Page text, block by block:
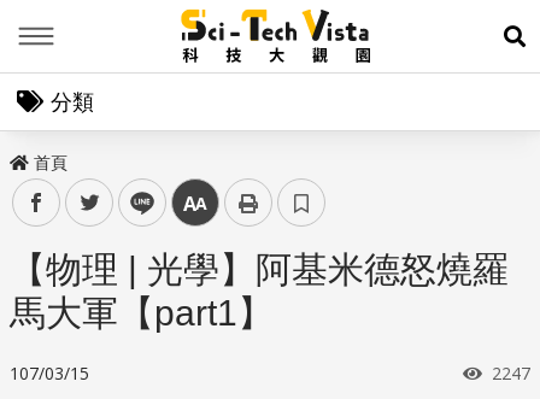
展
分類
首頁
facebooktwitter line 中
【物理 | 光學】阿基米德怒燒羅
馬大軍【part1】
107/03/15 瀏覽
2247